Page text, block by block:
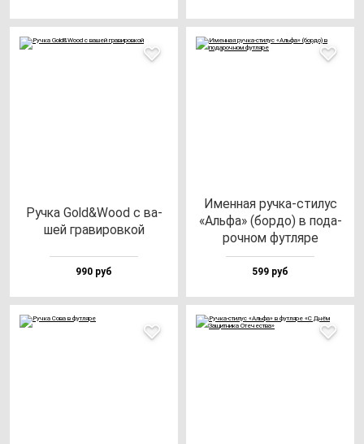
Руч­ка Gold&Wood с ва­
шей гра­ви­ров­кой
990 руб
Имен­ная руч­ка-сти­лус
«Аль­фа» (бор­до) в по­да­
роч­ном фут­ля­ре
599 руб